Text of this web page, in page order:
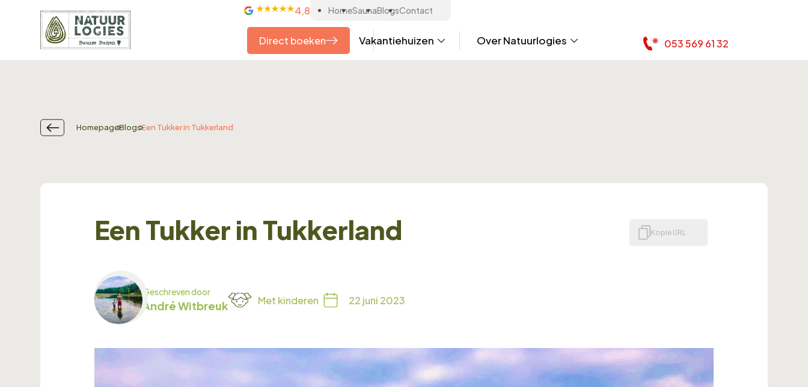
4,8 HomeSaunaBlogsContact
Direct boeken Vakantiehuizen Over Natuurlogies 053 569 61 32
HomepageBlogsEen Tukker in Tukkerland
Een Tukker in Tukkerland Kopie URL
Geschreven door
André Witbreuk Met kinderen 22 juni 2023